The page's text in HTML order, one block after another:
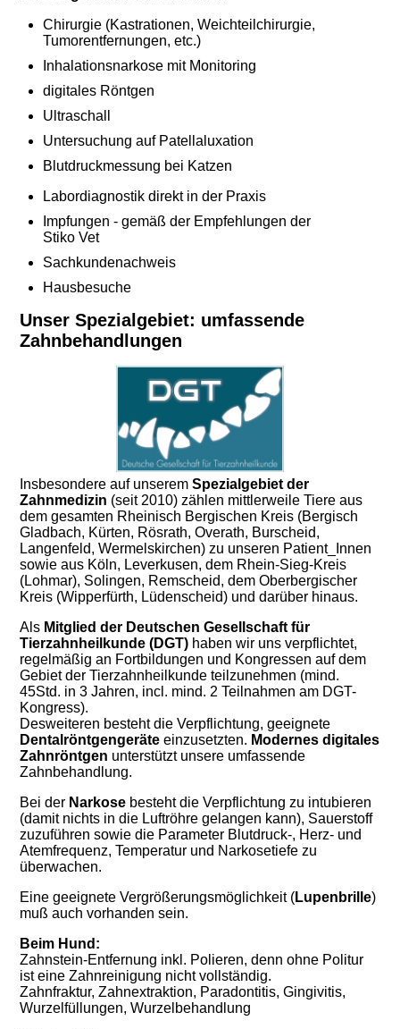
Chirurgie (Kastrationen, Weichteilchirurgie,
Tumorentfernungen, etc.)
Inhalationsnarkose mit Monitoring
digitales Röntgen
Ultraschall
Untersuchung auf Patellaluxation
Blutdruckmessung bei Katzen
Labordiagnostik direkt in der Praxis
Impfungen - gemäß der Empfehlungen der
Stiko Vet
Sachkundenachweis
Hausbesuche
Unser Spezialgebiet: umfassende
Zahnbehandlungen
Insbesondere auf unseremSpezialgebiet der
Zahnmedizin (seit 2010) zählen mittlerweile Tiere aus
dem gesamten Rheinisch Bergischen Kreis (Bergisch
Gladbach, Kürten, Rösrath, Overath, Burscheid,
Langenfeld, Wermelskirchen) zu unseren Patient_Innen
sowie aus Köln, Leverkusen, dem Rhein-Sieg-Kreis
(Lohmar), Solingen, Remscheid, dem Oberbergischer
Kreis (Wipperfürth, Lüdenscheid) und darüber hinaus.
Als Mitglied der Deutschen Gesellschaft für
Tierzahnheilkunde (DGT) haben wir uns verpflichtet,
regelmäßig an Fortbildungen und Kongressen auf dem
Gebiet der Tierzahnheilkundeteilzunehmen (mind.
45Std. in 3 Jahren, incl. mind. 2 Teilnahmenam DGT-
Kongress).
Desweiteren besteht die Verpflichtung, geeignete
Dentalröntgengeräteeinzusetzten. Modernes digitales
Zahnröntgen unterstützt unsere umfassende
Zahnbehandlung.
Bei der Narkose besteht die Verpflichtung zu intubieren
(damit nichts in die Luftröhre gelangen kann), Sauerstoff
zuzuführen sowie die Parameter Blutdruck-, Herz- und
Atemfrequenz, Temperatur und Narkosetiefe zu
überwachen.
Eine geeignete Vergrößerungsmöglichkeit (Lupenbrille)
muß auch vorhanden sein.
Beim Hund :
Zahnstein-Entfernung inkl. Polieren, denn ohne Politur
ist eine Zahnreinigung nicht vollständig.
Zahnfraktur, Zahnextraktion, Paradontitis, Gingivitis,
Wurzelfüllungen, Wurzelbehandlung